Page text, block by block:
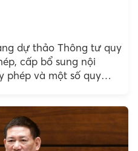
dự thảo Thông tư quy
cấp bổ sung nội
phép và một số quy